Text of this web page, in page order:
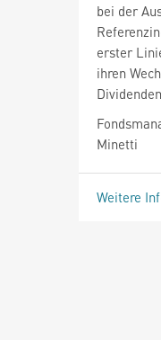
bei der
erster
ihren
Minetti
Weitere